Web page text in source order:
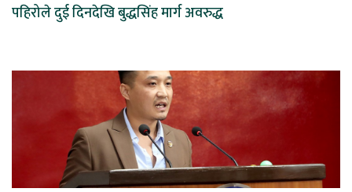
पहिरोले दुई दिनदेखि बुद्धसिंह मार्ग अवरुद्ध